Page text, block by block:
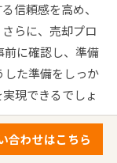
信頼感を高め、
らに、売却プロ
前に確認し、準備
した準備をしっか
現できるでしょ
合わせはこちら